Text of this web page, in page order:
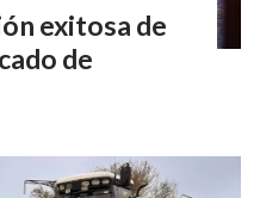
exitosa de
de